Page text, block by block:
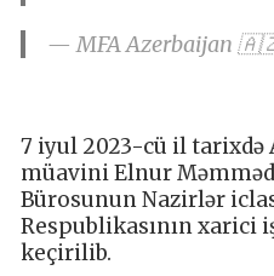
— MFA Azerbaijan
7 iyul 2023-cü il tarixdə
müavini Elnur
Bürosunun Nazirlər
Respublikasının xarici
keçirilib.